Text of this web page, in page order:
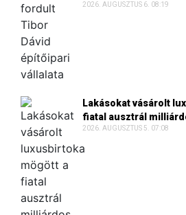
2026. AUGUSZTUS 6. 08:19
Lakásokat vásárolt
fiatal ausztrál
2026. AUGUSZTUS 5. 07:08